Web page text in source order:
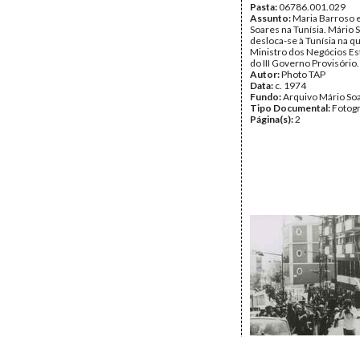
Pasta:06786.001.029
Assunto:Maria Barroso
Soares na Tunísia. Mário
desloca-se à Tunísia na
Ministro dos Negócios
do III Governo Provisório.
Autor:Photo TAP
Data: c. 1974
Fundo:Arquivo Mário
Tipo Documental:
Página(s):2